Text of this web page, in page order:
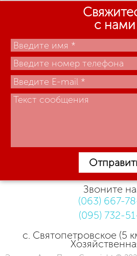
с нами
Звоните
(063) 667-
(095) 732-
с. Святопетровское (5